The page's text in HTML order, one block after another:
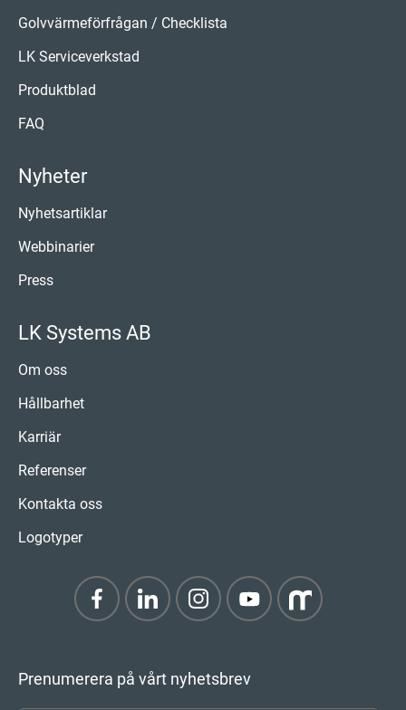
Golvvärmeförfrågan / Checklista
LK Serviceverkstad
Produktblad
FAQ
Nyheter
Nyhetsartiklar
Webbinarier
Press
LK Systems AB
Om oss
Hållbarhet
Karriär
Referenser
Kontakta oss
Logotyper
Prenumerera på vårt nyhetsbrev